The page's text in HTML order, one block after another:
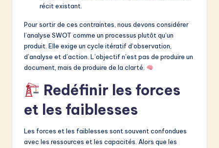
récit existant.
Pour sortir de ces contraintes, nous devons considérer
l’analyse SWOT comme un processus plutôt qu’un
produit. Elle exige un cycle itératif d’observation,
d’analyse et d’action. L’objectif n’est pas de produire un
document, mais de produire de la clarté.
Redéfinir les forces
et les faiblesses
Les forces et les faiblesses sont souvent confondues
avec les ressources et les capacités. Alors que les